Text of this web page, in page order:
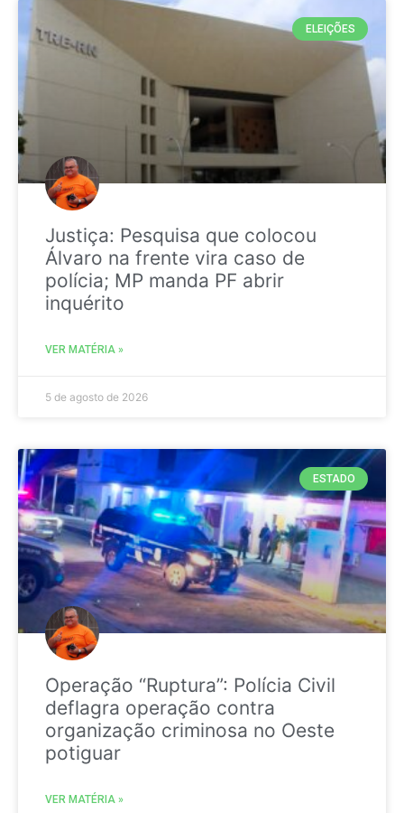
ELEIÇÕES
Justiça: Pesquisa que colocou
Álvaro na frente vira caso de
polícia; MP manda PF abrir
inquérito
VER MATÉRIA »
5 de agosto de 2026
ESTADO
Operação “Ruptura”: Polícia Civil
deflagra operação contra
organização criminosa no Oeste
potiguar
VER MATÉRIA »